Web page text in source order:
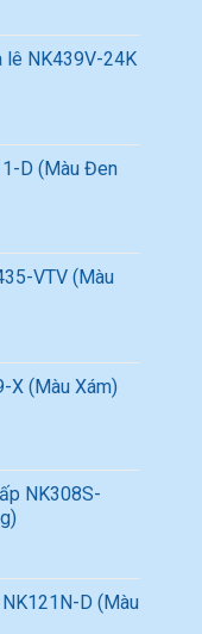
lê NK439V-24K
D (Màu Đen
VTV (Màu
X (Màu Xám)
NK308S-
D (Màu